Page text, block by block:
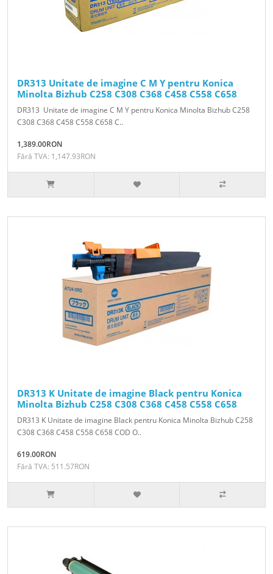
DR313 Unitate de imagine C M Y pentru Konica
Minolta Bizhub C258 C308 C368 C458 C558 C658
DR313 Unitate de imagine C M Y pentru Konica Minolta Bizhub C258
C308 C368 C458 C558 C658 C..
1,389.00RON
Fără TVA: 1,147.93RON
DR313 K Unitate de imagine Black pentru Konica
Minolta Bizhub C258 C308 C368 C458 C558 C658
DR313 K Unitate de imagine Black pentru Konica Minolta Bizhub C258
C308 C368 C458 C558 C658 COD O..
619.00RON
Fără TVA: 511.57RON